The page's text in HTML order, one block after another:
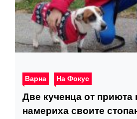
Варна На Фокус
Две кученца от приюта
намериха своите